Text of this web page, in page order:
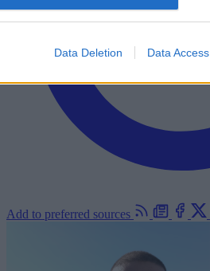
Data Deletion Data Access
Add to preferred sources